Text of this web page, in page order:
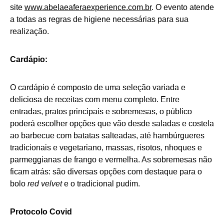
site www.abelaeaferaexperience.com.br. O evento atende
a todas as regras de higiene necessárias para sua
realização.
Cardápio:
O cardápio é composto de uma seleção variada e
deliciosa de receitas com menu completo. Entre
entradas, pratos principais e sobremesas, o público
poderá escolher opções que vão desde saladas e costela
ao barbecue com batatas salteadas, até hambúrgueres
tradicionais e vegetariano, massas, risotos, nhoques e
parmeggianas de frango e vermelha. As sobremesas não
ficam atrás: são diversas opções com destaque para o
bolo red velvete o tradicional pudim.
Protocolo Covid